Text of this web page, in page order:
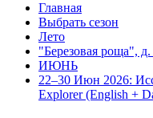
Главная
Выбрать сезон
Лето
"Березовая роща",
ИЮНЬ
22–30 Июн 2026:
Explorer (English +